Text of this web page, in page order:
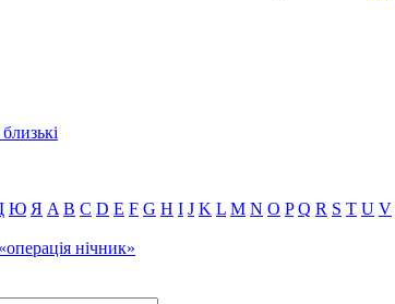
Ю Я A B C D E F G H I J K L M N O P Q R S T U V
нічник»